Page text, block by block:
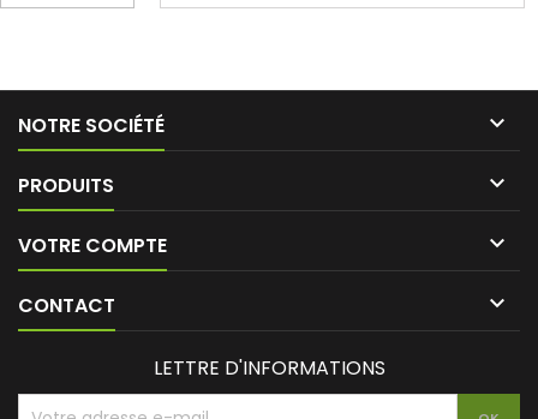
NOTRE SOCIÉTÉ 
PRODUITS 
VOTRE COMPTE 
CONTACT 
LETTRE D'INFORMATIONS